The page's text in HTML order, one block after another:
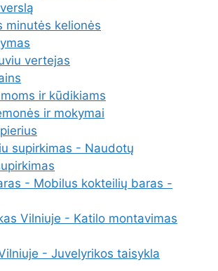
minutės kelionės
vertejas
ir kūdikiams
ir mokymai
supirkimas - Naudotų
- Mobilus kokteilių baras -
Vilniuje - Katilo montavimas
- Juvelyrikos taisykla